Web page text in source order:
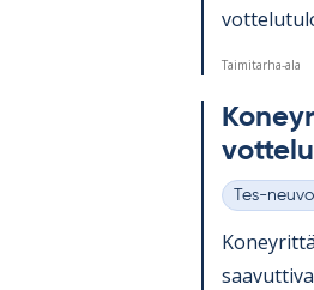
Taimitarha-ala
Kategoriat
Tes-